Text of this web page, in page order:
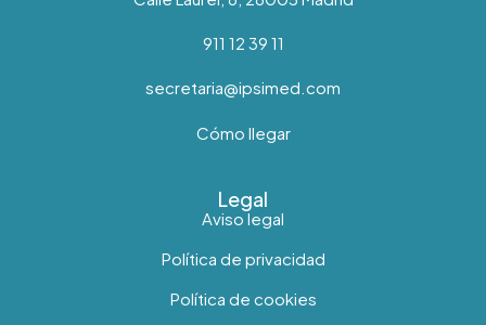
911 12 39 11
secretaria@ipsimed.com
Cómo llegar
Legal
Aviso legal
Política de privacidad
Política de cookies